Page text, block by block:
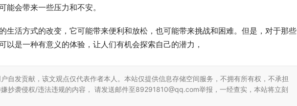
能会带来一些压力和不安。
生活方式的改变，它可能带来便利和放松，也可能带来挑战和困难。但是，对于那些
以是一种有意义的体验，让人们有机会探索自己的潜力，
自发贡献，该文观点仅代表作者本人。本站仅提供信息存储空间服务，不拥有所有权，不承担
抄袭侵权/违法违规的内容， 请发送邮件至89291810@qq.com举报，一经查实，本站将立刻